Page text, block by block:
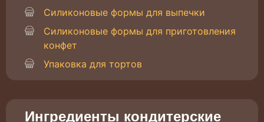
Силиконовые формы для выпечки
Силиконовые формы для приготовления
конфет
Упаковка для тортов
Ингредиенты кондитерские